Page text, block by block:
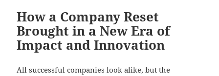
How a Company Reset
Brought in a New Era of
Impact and Innovation
All successful companies look alike, but the